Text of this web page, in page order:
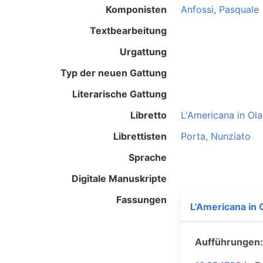
Komponisten
Anfossi, Pasquale
Textbearbeitung
Urgattung
Typ der neuen Gattung
Literarische Gattung
Libretto
L'Americana in
Librettisten
Porta, Nunziato
Sprache
Digitale Manuskripte
Fassungen
L'Americana in
Aufführungen: